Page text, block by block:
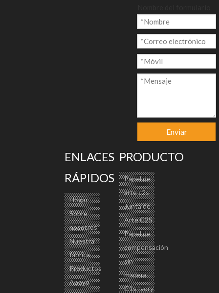
Descripción del producto
Enviar
ENLACES
RÁPIDOS
Hogar
Sobre
nosotros
Nuestra
fábrica
Productos
Apoyo
PRODUCTO
Papel de
arte c2s
Junta de
Arte C2S
Papel de
compensación
sin
madera
C1s Ivory